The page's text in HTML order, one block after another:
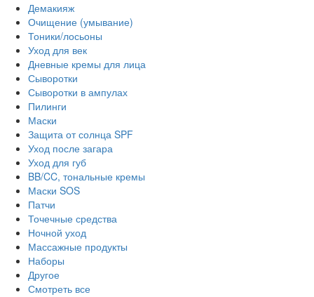
Демакияж
Очищение (умывание)
Тоники/лосьоны
Уход для век
Дневные кремы для лица
Сыворотки
Сыворотки в ампулах
Пилинги
Маски
Защита от солнца SPF
Уход после загара
Уход для губ
BB/CC, тональные кремы
Маски SOS
Патчи
Точечные средства
Ночной уход
Массажные продукты
Наборы
Другое
Смотреть все